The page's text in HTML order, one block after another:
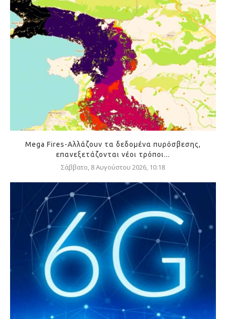
Mega Fires-Αλλάζουν τα δεδομένα πυρόσβεσης,
επανεξετάζονται νέοι τρόποι...
Σάββατο, 8 Αυγούστου 2026, 10:18